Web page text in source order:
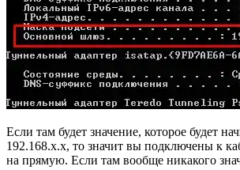
Если там будет значение, которое будет
192.168.х.х, то значит вы подключены к
на прямую. Если там вообще никакого